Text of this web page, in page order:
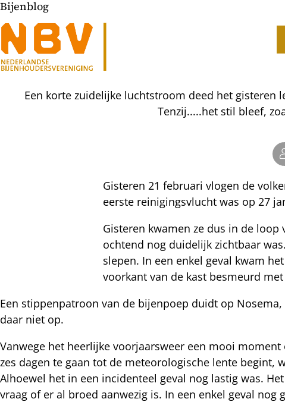
Bijenblog
Een korte zuidelijke luchtstroom deed het gisteren
Tenzij.....het stil bleef,
Gisteren 21 februari vlogen de
eerste reinigingsvlucht was op 27
Gisteren kwamen ze dus in de
ochtend nog duidelijk zichtbaar
slepen. In een enkel geval kwam
voorkant van de kast besmeurd
Een stippenpatroon van de bijenpoep duidt op
daar niet op.
Vanwege het heerlijke voorjaarsweer een mooi
zes dagen te gaan tot de meteorologische lente begint,
Alhoewel het in een incidenteel geval nog lastig was.
vraag of er al broed aanwezig is. In een enkel geval